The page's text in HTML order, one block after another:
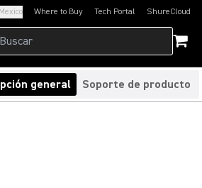
Mexico Where to Buy Tech Portal
(Opens in a new tab)ShureCloud
(Opens in a new
general Soporte de producto